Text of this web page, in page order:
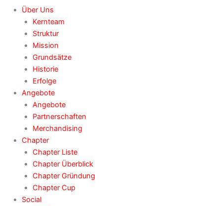
Über Uns
Kernteam
Struktur
Mission
Grundsätze
Historie
Erfolge
Angebote
Angebote
Partnerschaften
Merchandising
Chapter
Chapter Liste
Chapter Überblick
Chapter Gründung
Chapter Cup
Social